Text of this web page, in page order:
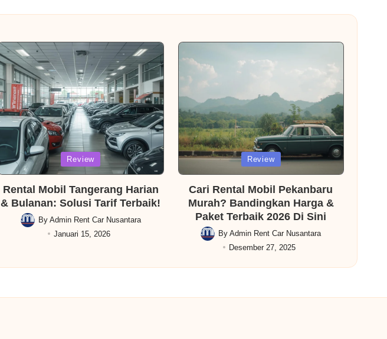
Posted
in
Review
Rental Mobil Tangerang Harian
& Bulanan: Solusi Tarif Terbaik!
Posted
By Admin Rent Car Nusantara
Januari 15, 2026
Posted
in
Review
Cari Rental Mobil Pekanbaru
Murah? Bandingkan Harga &
Paket Terbaik 2026 Di Sini
Posted
ByAdmin Rent Car Nusantara
Desember 27, 2025